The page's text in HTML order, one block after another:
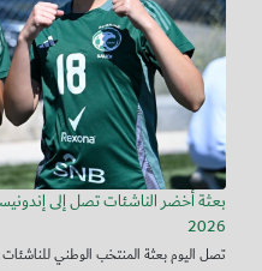
بعثة أخضر الناشئات تصل إلى
2026
تصل اليوم بعثة المنتخب الوطني للناشئات تحت 17 عامًا إلى